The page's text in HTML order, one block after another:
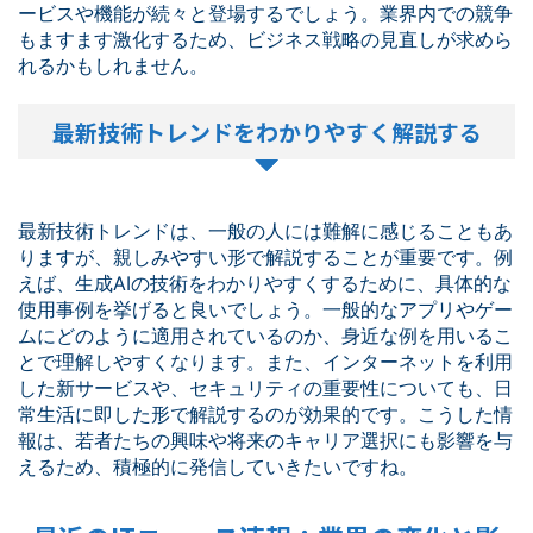
ービスや機能が続々と登場するでしょう。業界内での競争
もますます激化するため、ビジネス戦略の見直しが求めら
れるかもしれません。
最新技術トレンドをわかりやすく解説する
最新技術トレンドは、一般の人には難解に感じることもあ
りますが、親しみやすい形で解説することが重要です。例
えば、生成AIの技術をわかりやすくするために、具体的な
使用事例を挙げると良いでしょう。一般的なアプリやゲー
ムにどのように適用されているのか、身近な例を用いるこ
とで理解しやすくなります。また、インターネットを利用
した新サービスや、セキュリティの重要性についても、日
常生活に即した形で解説するのが効果的です。こうした情
報は、若者たちの興味や将来のキャリア選択にも影響を与
えるため、積極的に発信していきたいですね。